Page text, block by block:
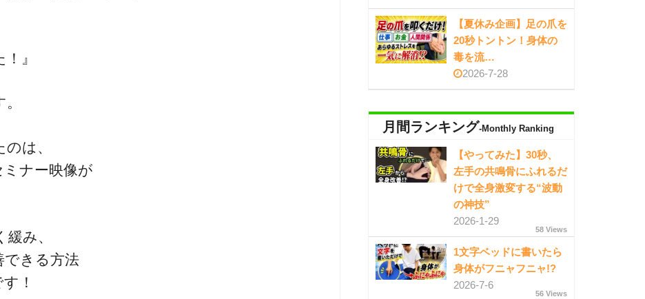
』
は、
ナー映像が
み、
できる方法
！
【夏休み企画】足の爪を
20秒トントン！身体の
毒を流…
2026-7-28
月間ランキング-Monthly Ranking
【やってみた】30秒、
左手の共鳴骨にふれるだ
けで全身激変する“波動
の神技”
2026-1-29
58 Views
1文字ベッドに書いたら
身体がフニャフニャ!?
2026-7-6
56 Views